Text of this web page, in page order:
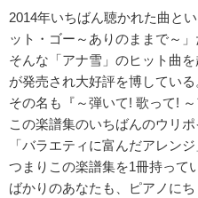
2014年いちばん聴かれた曲と
ット・ゴー～ありのままで～」
そんな「アナ雪」のヒット曲
が発売され大好評を博している
その名も『～弾いて! 歌って!
この楽譜集のいちばんのウリ
「バラエティに富んだアレン
つまりこの楽譜集を1冊持って
ばかりのあなたも、ピアノに